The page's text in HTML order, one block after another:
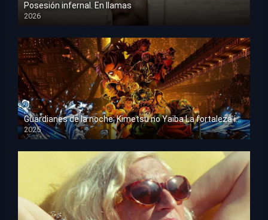
Posesión infernal. En llamas
2026
HD 1080p
Guardianes de la noche: Kimetsu no Yaiba La fortaleza infinita
2025
HD 1080p